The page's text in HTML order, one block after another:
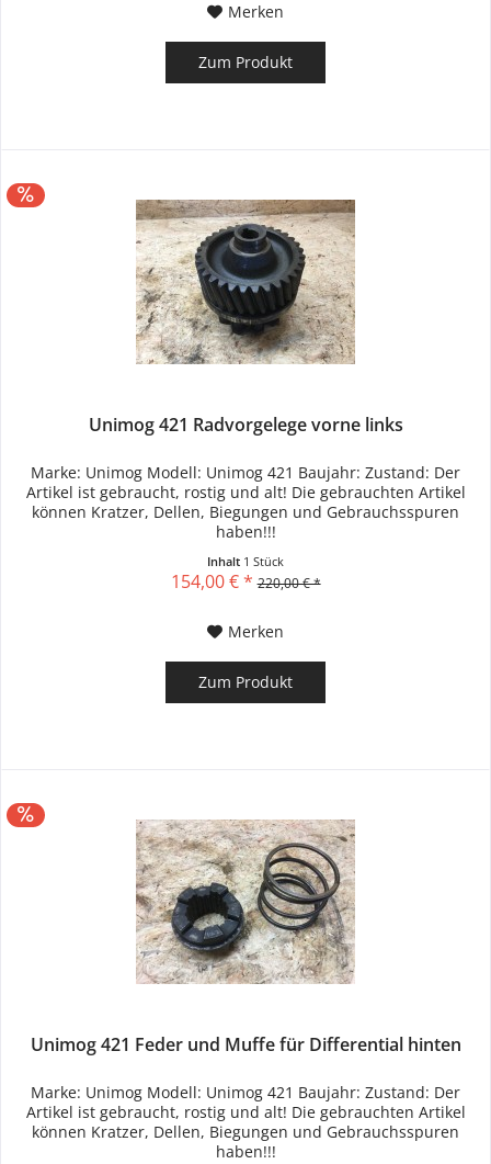
Merken
Zum Produkt
Unimog 421 Radvorgelege vorne links
Marke: Unimog Modell: Unimog 421 Baujahr: Zustand: Der
Artikel ist gebraucht, rostig und alt! Die gebrauchten Artikel
können Kratzer, Dellen, Biegungen und Gebrauchsspuren
haben!!!
Inhalt 1 Stück
154,00 € * 220,00 € *
Merken
Zum Produkt
Unimog 421 Feder und Muffe für Differential hinten
Marke: Unimog Modell: Unimog 421 Baujahr: Zustand: Der
Artikel ist gebraucht, rostig und alt! Die gebrauchten Artikel
können Kratzer, Dellen, Biegungen und Gebrauchsspuren
haben!!!